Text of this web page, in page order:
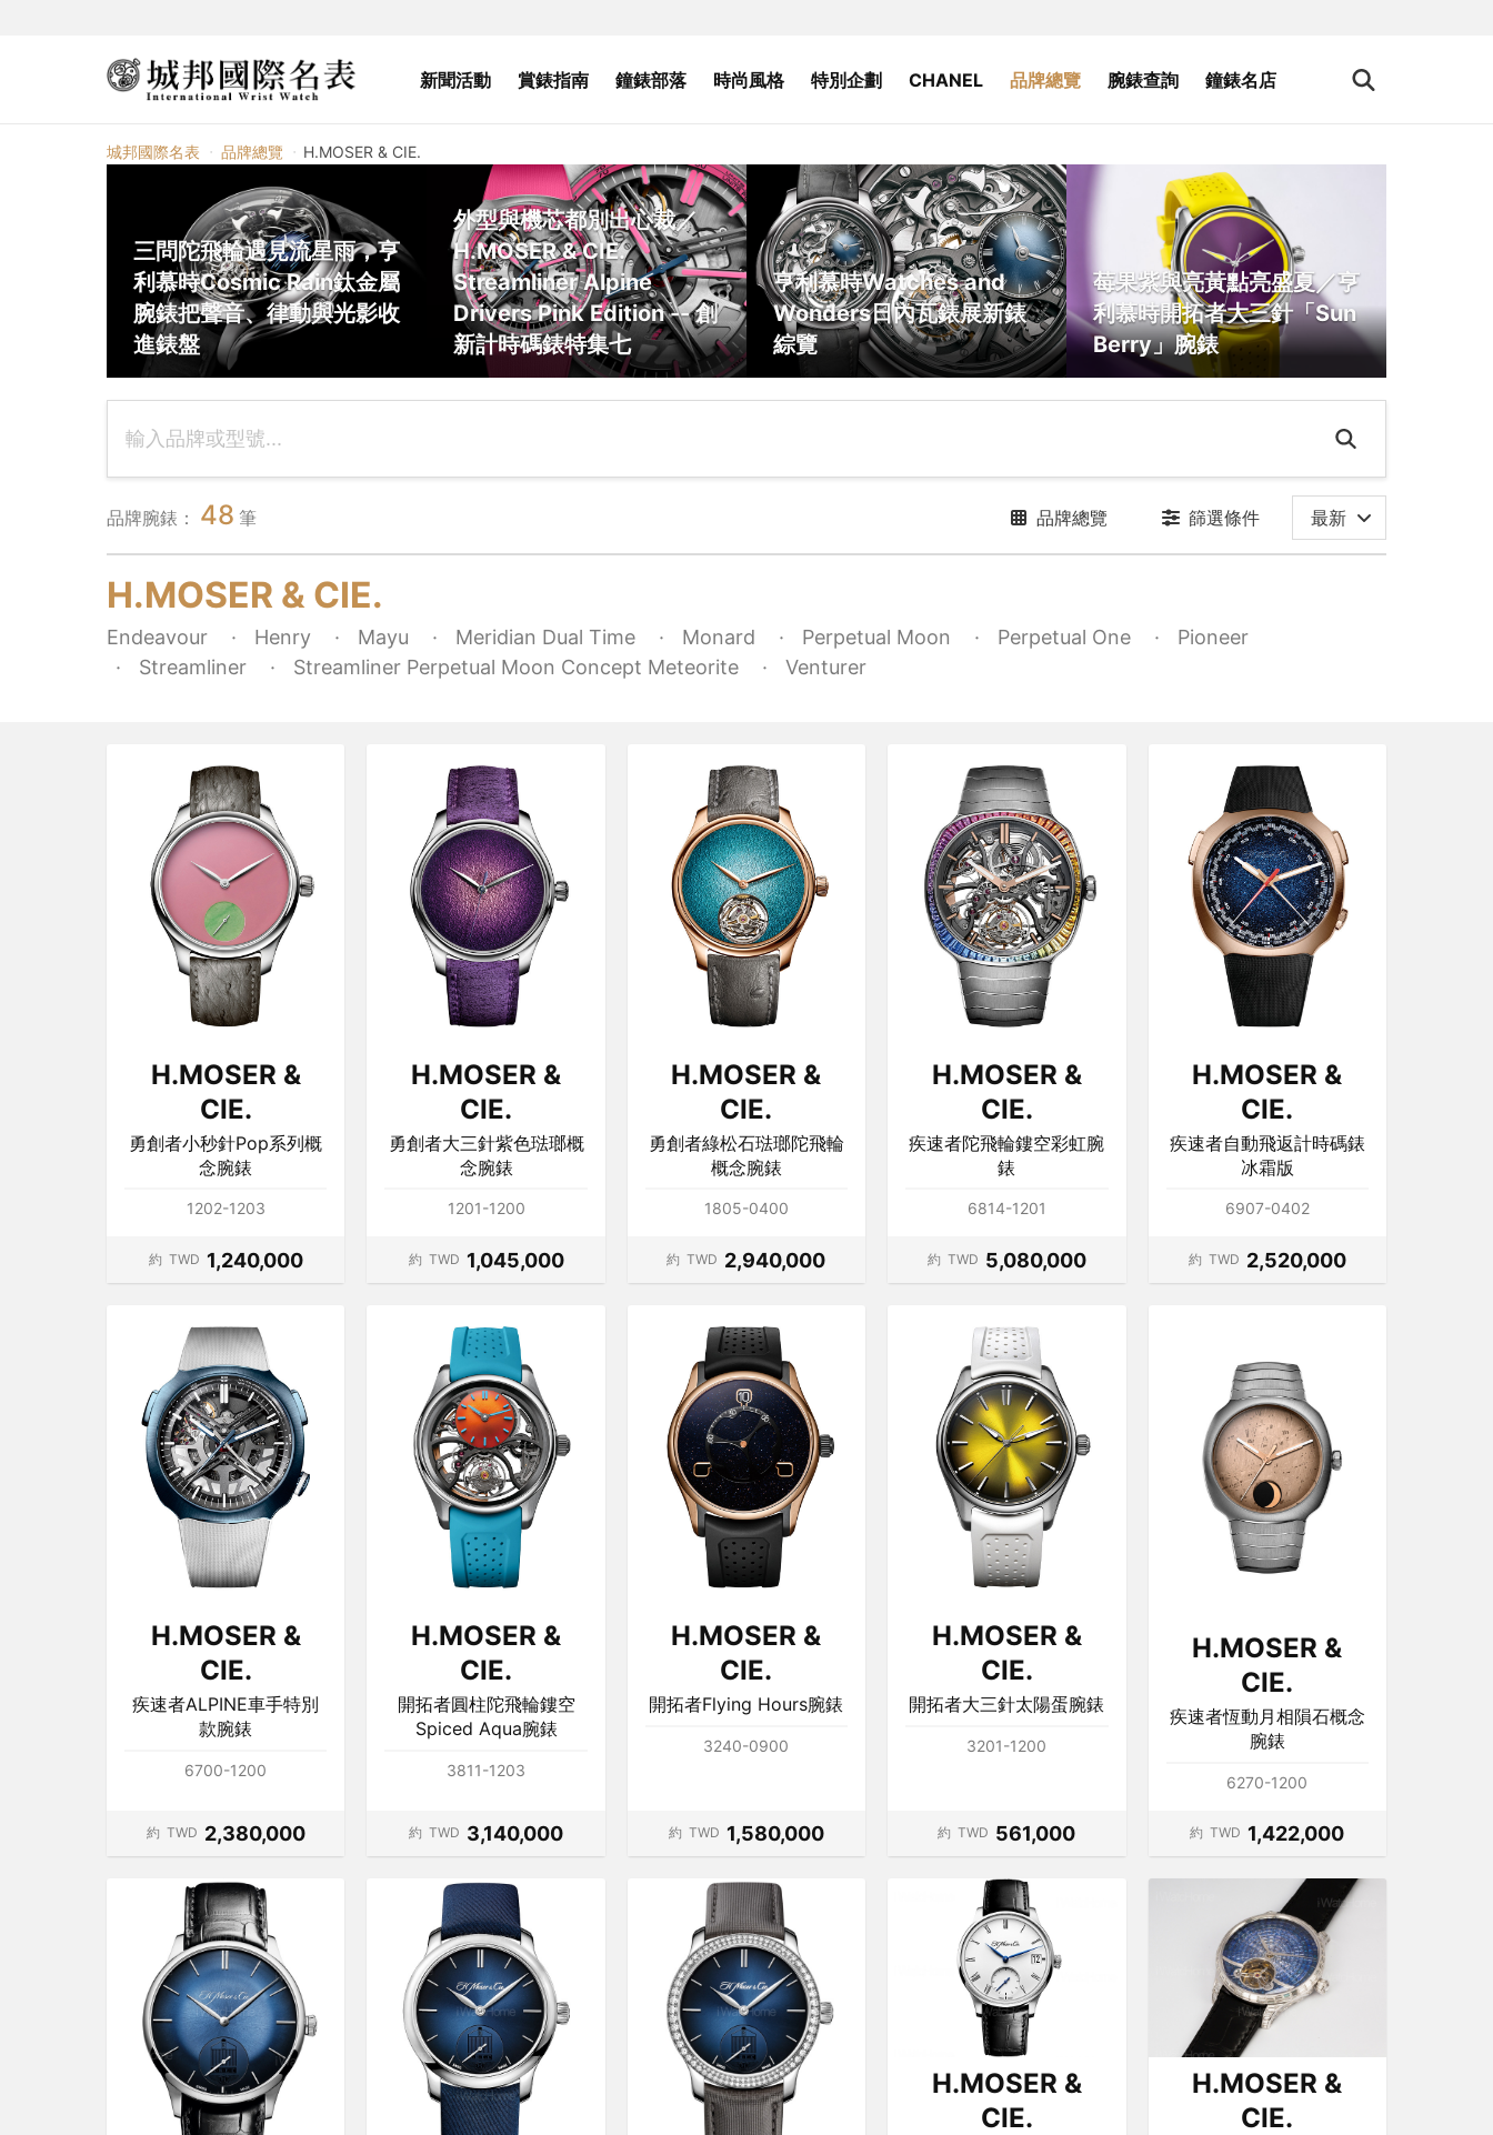
新聞活動 賞錶指南 鐘錶部落 時尚風格 特別企劃 CHANEL 品牌總覽 腕錶查詢 鐘錶名店
城邦國際名表 品牌總覽 H.MOSER & CIE.
三問陀飛輪遇見流星雨，亨
利慕時Cosmic Rain鈦金屬
腕錶把聲音、律動與光影收
進錶盤
外型與機芯都別出心裁／
H.MOSER & CIE.
Streamliner Alpine
Drivers Pink Edition -- 創
新計時碼錶特集七
亨利慕時Watches and
Wonders日內瓦錶展新錶
綜覽
莓果紫與亮黃點亮盛夏／亨
利慕時開拓者大三針「Sun
Berry」腕錶
品牌腕錶： 48 筆 品牌總覽 篩選條件 最新
H.MOSER & CIE.
Endeavour Henry Mayu Meridian Dual Time Monard Perpetual Moon Perpetual One
Pioneer
Streamliner
Streamliner Perpetual Moon Concept Meteorite Venturer
H.MOSER &
CIE.
勇創者小秒針Pop系列概
念腕錶
1202-1203
約 TWD 1,240,000
H.MOSER &
CIE.
勇創者大三針紫色琺瑯概
念腕錶
1201-1200
約 TWD 1,045,000
H.MOSER &
CIE.
勇創者綠松石琺瑯陀飛輪
概念腕錶
1805-0400
約 TWD 2,940,000
H.MOSER &
CIE.
疾速者陀飛輪鏤空彩虹腕
錶
6814-1201
約 TWD 5,080,000
H.MOSER &
CIE.
疾速者自動飛返計時碼錶
冰霜版
6907-0402
約 TWD 2,520,000
H.MOSER &
CIE.
疾速者ALPINE車手特別
款腕錶
6700-1200
約 TWD 2,380,000
H.MOSER &
CIE.
開拓者圓柱陀飛輪鏤空
Spiced Aqua腕錶
3811-1203
約 TWD 3,140,000
H.MOSER &
CIE.
開拓者Flying Hours腕錶
3240-0900
約 TWD 1,580,000
H.MOSER &
CIE.
開拓者大三針太陽蛋腕錶
3201-1200
約 TWD 561,000
H.MOSER &
CIE.
疾速者恆動月相隕石概念
腕錶
6270-1200
約 TWD 1,422,000
H.MOSER &
CIE.
H.MOSER &
CIE.